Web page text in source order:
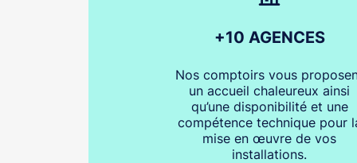
+10 AGENCES
Nos comptoirs vous
un accueil chaleureux ainsi
qu’une disponibilité et une
compétence technique pour
mise en œuvre de vos
installations.